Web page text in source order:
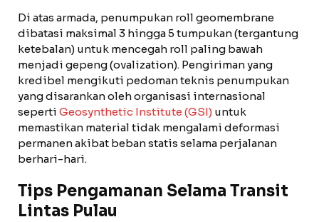
Di atas armada, penumpukan roll geomembrane
dibatasi maksimal 3 hingga 5 tumpukan (tergantung
ketebalan) untuk mencegah roll paling bawah
menjadi gepeng (ovalization). Pengiriman yang
kredibel mengikuti pedoman teknis penumpukan
yang disarankan oleh organisasi internasional
seperti Geosynthetic Institute (GSI) untuk
memastikan material tidak mengalami deformasi
permanen akibat beban statis selama perjalanan
berhari-hari.
Tips Pengamanan Selama Transit
Lintas Pulau